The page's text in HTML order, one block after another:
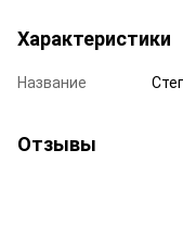
Характеристики
Название
Отзывы